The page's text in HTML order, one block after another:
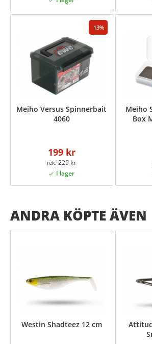
13
Meiho Versus Spinnerbait
4060
199 kr
229 kr
Meiho
Box
ANDRA KÖPTE ÄVEN
Westin Shadteez 12 cm